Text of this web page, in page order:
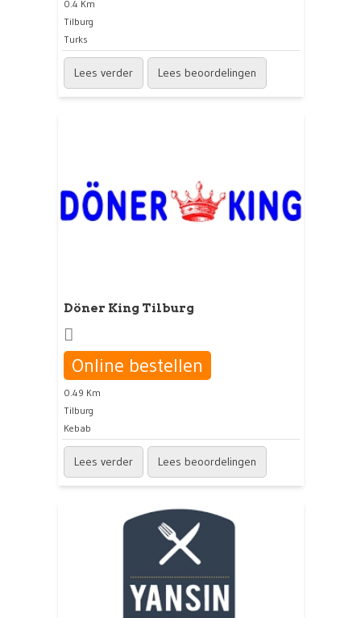
0.4 Km
Tilburg
Turks
Lees verder Lees beoordelingen
Döner King Tilburg
Online bestellen
0.49 Km
Tilburg
Kebab
Lees verder Lees beoordelingen